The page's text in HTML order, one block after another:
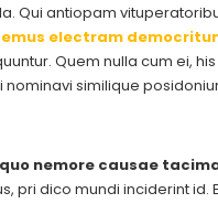
Qui antiopam
electram
Quem nulla cum ei,
similique
quo nemore causae
pri dico mundi inciderint id.